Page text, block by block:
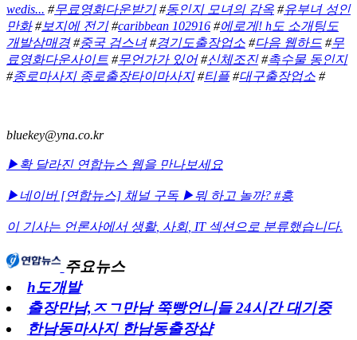
wedis... #무료영화다운받기#동인지 모녀의 감옥 #유부녀 성인
만화#보지에 전기#caribbean 102916 #에로게! h도 소개팅도
개발삼매경#중국 검스녀#경기도출장업소 #다음 웹하드 #무
료영화다운사이트 #무언가가 있어#신체조진#촉수물 동인지
#종로마사지 종로출장타이마사지#티플#대구출장업소 #
bluekey@yna.co.kr
▶확 달라진 연합뉴스 웹을 만나보세요
▶네이버 [연합뉴스] 채널 구독 ▶뭐 하고 놀까? #흥
이 기사는 언론사에서 생활, 사회, IT섹션으로 분류했습니다.
주요뉴스
h도개발
출장만남,ㅈㄱ만남 쭉빵언니들 24시간 대기중
한남동마사지 한남동출장샵